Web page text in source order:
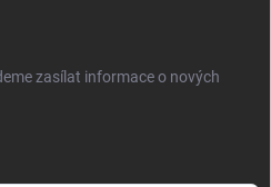
zasílat informace o nových